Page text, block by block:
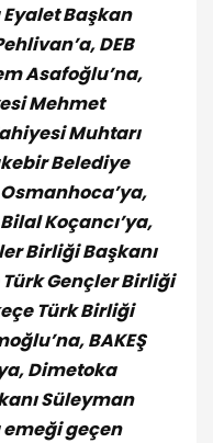
Başkan
DEB
Asafoğlu’na,
Mehmet
Muhtarı
Belediye
Koçancı’ya,
Birliği Başkanı
Gençler Birliği
Türk Birliği
BAKEŞ
Dimetoka
Süleyman
emeği geçen